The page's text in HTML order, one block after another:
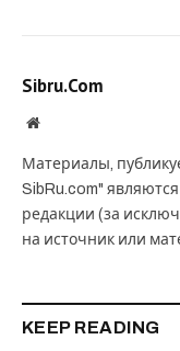
Sibru.Com
Website
Материалы,
SibRu.com"
редакции (за
на источник или
KEEP READING